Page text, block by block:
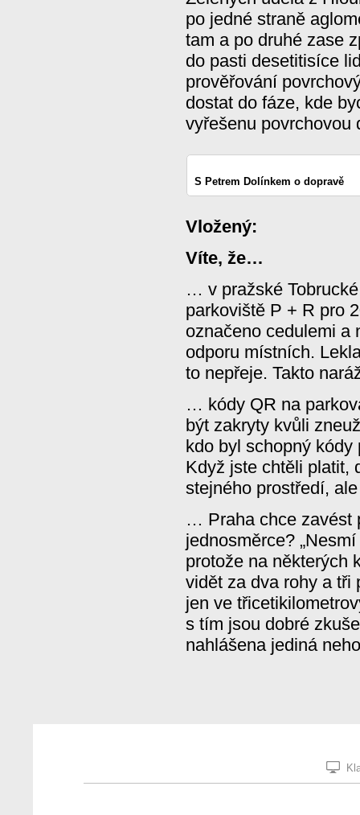
po jedné straně
tam a po druhé zase
do pasti desetitisíce
prověřování
dostat do fáze, kde
vyřešenu povrchovou
S Petrem Dolínkem o dopravě
Vložený:
Víte, že…
… v pražské
parkoviště P + R pro
označeno cedulemi a
odporu místních.
to nepřeje. Takto
… kódy QR na
být zakryty kvůli
kdo byl schopný
Když jste chtěli platit,
stejného prostředí,
… Praha chce zavést
jednosměrce?
protože na některých
vidět za dva rohy a tři
jen ve
s tím jsou dobré
nahlášena jediná